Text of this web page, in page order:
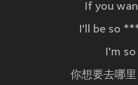
If you
I'll be so
I'm
你想要去哪